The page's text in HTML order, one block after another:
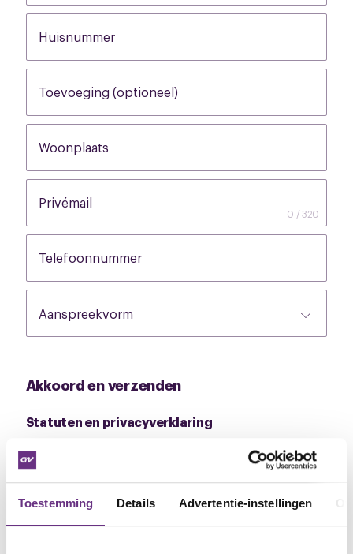
Toestemming Details Advertentie-instellingen
HuisnummerNone
Toevoeging (optioneel)
Woonplaats
Privémail
0 / 320
TelefoonnummerNone
Akkoord en verzenden
Statuten en privacyverklaring
privacyverklaring
Meld me aan